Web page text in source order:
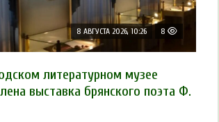
8 АВГУСТА 2026, 10:26 8
литературном музее
выставка брянского поэта Ф.